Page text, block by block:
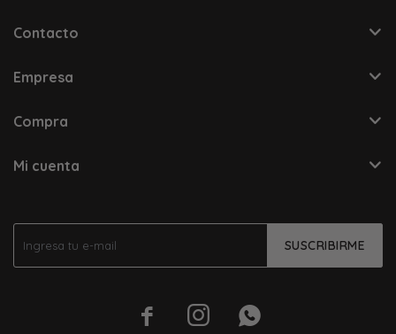
SUSCRIBIRME
  
Contacto
Empresa
Compra
Mi cuenta